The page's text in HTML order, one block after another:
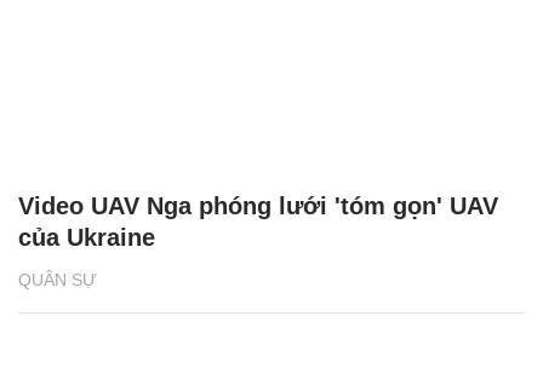
QUÂN SỰ
Video UAV Nga phóng lưới 'tóm gọn' UAV
của Ukraine